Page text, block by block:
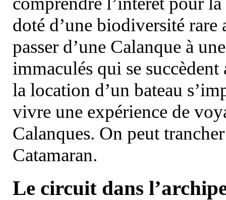
doté d’une biodiversité
passer d’une Calanque à
immaculés qui se
la location d’un bateau
vivre une expérience de
Calanques. On peut
Catamaran.
Le circuit dans